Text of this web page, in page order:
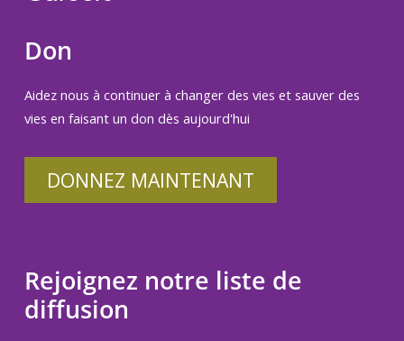
Don
Aidez nous à continuer à changer des vies et sauver des
vies en faisant un don dès aujourd'hui
DONNEZ MAINTENANT
Rejoignez notre liste de
diffusion